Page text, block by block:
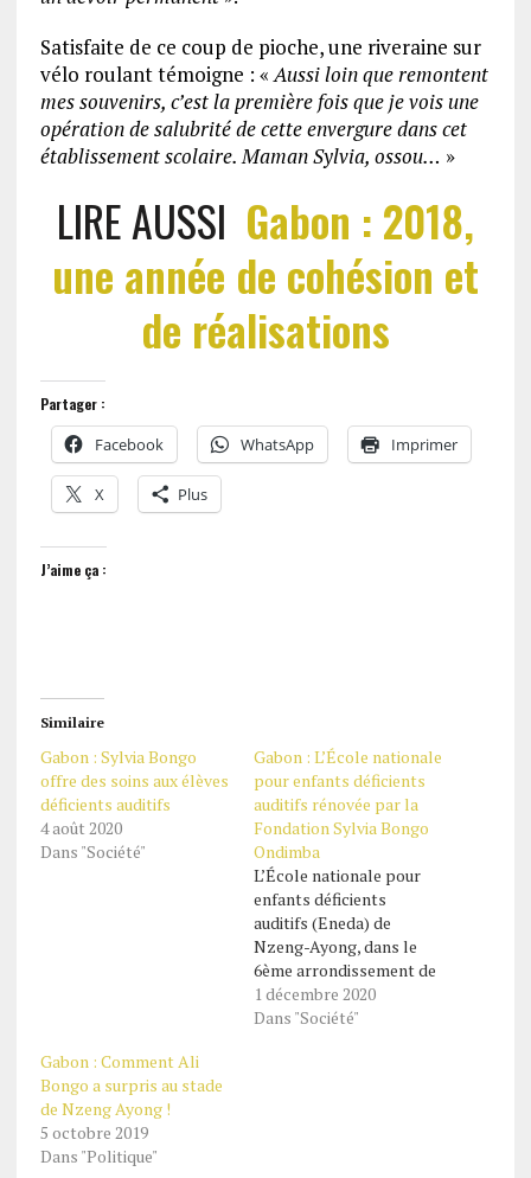
Satisfaite de ce coup de pioche, une riveraine sur
vélo roulant témoigne : «Aussi loin que remontent
mes souvenirs, c’est la première fois que je vois une
opération de salubrité de cette envergure dans cet
établissement scolaire. Maman Sylvia, ossou… »
LIRE AUSSI Gabon : 2018,
une année de cohésion et
de réalisations
Partager :
Facebook WhatsApp Imprimer
X Plus
J’aime ça :
Similaire
Gabon : Sylvia Bongo
offre des soins aux élèves
déficients auditifs
4 août 2020
Dans "Société"
Gabon : L’École nationale
pour enfants déficients
auditifs rénovée par la
Fondation Sylvia Bongo
Ondimba
L’École nationale pour
enfants déficients
auditifs (Eneda) de
Nzeng-Ayong, dans le
6ème arrondissement de
Libreville, est fin prêt
pour accueillir de
1 décembre 2020
Dans "Société"
Gabon : Comment Ali
Bongo a surpris au stade
de Nzeng Ayong !
5 octobre 2019
Dans "Politique"